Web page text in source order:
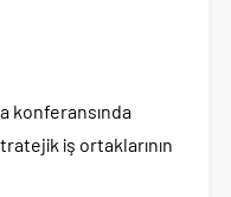
konferansında
iş ortaklarının